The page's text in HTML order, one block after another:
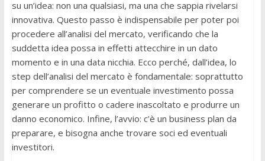
su un’idea: non una qualsiasi, ma una che sappia rivelarsi
innovativa. Questo passo è indispensabile per poter poi
procedere all’analisi del mercato, verificando che la
suddetta idea possa in effetti attecchire in un dato
momento e in una data nicchia. Ecco perché, dall’idea, lo
step dell’analisi del mercato è fondamentale: soprattutto
per comprendere se un eventuale investimento possa
generare un profitto o cadere inascoltato e produrre un
danno economico. Infine, l’avvio: c’è un business plan da
preparare, e bisogna anche trovare soci ed eventuali
investitori.